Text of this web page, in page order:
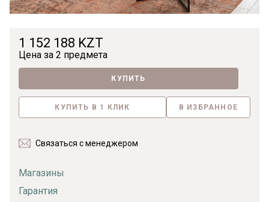
1 152 188 KZT
Цена за 2 предмета
КУПИТЬ
КУПИТЬ В 1 КЛИК В ИЗБРАННОЕ
Связаться с менеджером
Магазины
Гарантия